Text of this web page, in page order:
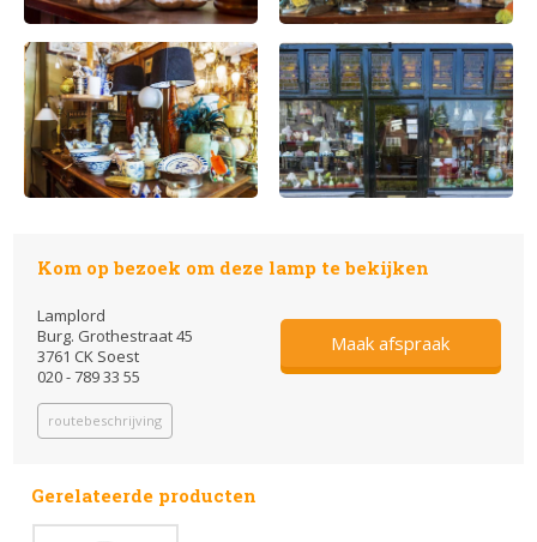
Kom op bezoek om deze lamp te bekijken
Lamplord
Burg. Grothestraat 45
3761 CK Soest
020 - 789 33 55
routebeschrijving
Maak afspraak
Gerelateerde producten